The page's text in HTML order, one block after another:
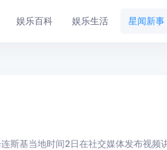
娱乐百科 娱乐生活 星闻新事
基当地时间2日在社交媒体发布视频